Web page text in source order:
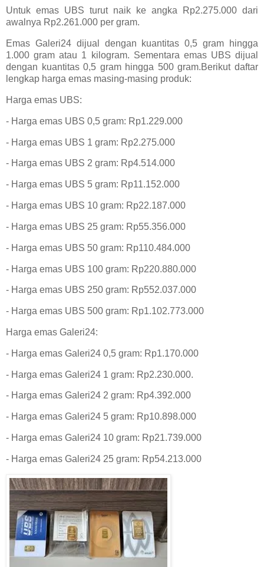
Untuk emas UBS turut naik ke angka Rp2.275.000 dari
awalnya Rp2.261.000 per gram.
Emas Galeri24 dijual dengan kuantitas 0,5 gram hingga
1.000 gram atau 1 kilogram. Sementara emas UBS dijual
dengan kuantitas 0,5 gram hingga 500 gram.Berikut daftar
lengkap harga emas masing-masing produk:
Harga emas UBS:‎
- Harga emas UBS 0,5 gram: Rp1.229.000
‎- Harga emas UBS 1 gram: Rp2.275.000‎
- Harga emas UBS 2 gram: Rp4.514.000‎
- Harga emas UBS 5 gram: Rp11.152.000‎
- Harga emas UBS 10 gram: Rp22.187.000
‎- Harga emas UBS 25 gram: Rp55.356.000
‎- Harga emas UBS 50 gram: Rp110.484.000‎
- Harga emas UBS 100 gram: Rp220.880.000‎
- Harga emas UBS 250 gram: Rp552.037.000
‎- Harga emas UBS 500 gram: Rp1.102.773.000
Harga emas Galeri24:‎
- Harga emas Galeri24 0,5 gram: Rp1.170.000‎
- Harga emas Galeri24 1 gram: Rp2.230.000.
‎- Harga emas Galeri24 2 gram: Rp4.392.000
‎- Harga emas Galeri24 5 gram: Rp10.898.000
‎- Harga emas Galeri24 10 gram: Rp21.739.000
‎- Harga emas Galeri24 25 gram: Rp54.213.000